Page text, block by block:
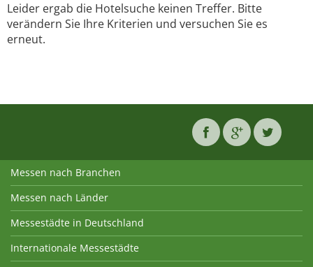
Leider ergab die Hotelsuche keinen Treffer. Bitte
verändern Sie Ihre Kriterien und versuchen Sie es
erneut.
Messen nach Branchen
Messen nach Länder
Messestädte in Deutschland
Internationale Messestädte